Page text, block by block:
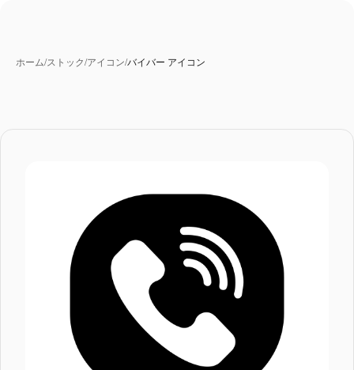
ホーム/ストック/アイコン/バイバー アイコン